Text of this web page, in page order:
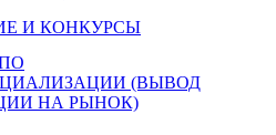
И КОНКУРСЫ
(ВЫВОД
НА РЫНОК)